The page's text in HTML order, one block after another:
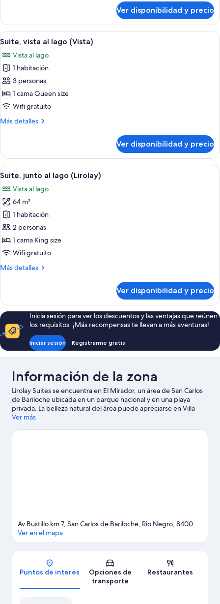
vista
al
lago
Ver disponibilidad y precio
Ver
todas
las
fotos
de
Suite,
vista
lago
Una habitación con una bañera
8
Suite, vista al lago (Vista)
Vista al lago
1 habitación
3 personas
1 cama Queen size
Wifi gratuito
Más detalles
Más
vista
al
lago
Ver disponibilidad y precio
Ver
todas
las
fotos
de
Suite,
junto
al
(Lirolay)
Un dormitorio con una cama
6
Suite, junto al lago (Lirolay)
Vista al lago
64 m²
1 habitación
2 personas
1 cama King size
Wifi gratuito
Más detalles
Más
junto
al
lago
(Lirolay)
Ver disponibilidad y precio
Inicia sesión para ver los descuentos y las ventajas que reúnen
los requisitos. ¡Más recompensas te llevan a más aventuras!
Iniciar sesión Registrarme gratis
Información de la zona
Lirolay Suites se encuentra en El Mirador, un área de San Carlos
de Bariloche ubicada en un parque nacional y en una playa
privada. La belleza natural del área puede apreciarse en Villa
Tacul y Lago Nahuel Huapi, y los puntos de interés incluyen
niños? No te pierdas Escuela Argentina de Snowboard & Ski y
Ver más
Mapa
Av Bustillo km 7, San Carlos de Bariloche, Rio Negro, 8400
Ver en el mapa
Puntos de interés
Opciones de
transporte
Restaurantes